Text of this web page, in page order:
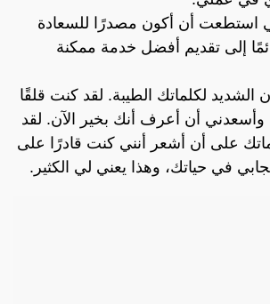
استطعت أن أكون مصدرًا للسعادة
إلى تقديم أفضل خدمة ممكنة
الشديد لكلماتك الطيبة. لقد كنت قلقًا
وأسعدني أن أعرف أنك بخير الآن. لقد
على أن أشعر أنني كنت قادرًا على
في حياتك، وهذا يعني لي الكثير.